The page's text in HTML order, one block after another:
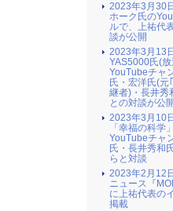
2023年3月30
ホーク氏の
ルで、上祐代
談が公開
2023年3月13
YAS5000氏(
YouTubeチャ
氏・宏洋氏(元
継者)・長井秀
との対談が公開
2023年3月10
「幸福の科学
YouTubeチャ
氏・長井秀和
らと対談
2023年2月12
ニュース『
に上祐代表の
掲載